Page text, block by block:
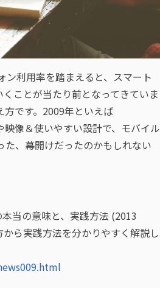
ン利用率を踏まえると、スマート
ことが当たり前となってきていま
です。2009年といえば
像＆使いやすい設計で、モバイル
、幕開けだったのかもしれない
当の意味と、実践方法 (2013
ら実践方法を分かりやすく解説し